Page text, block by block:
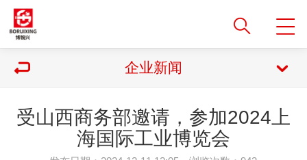
企业新闻
受山西商务部邀请，参加2024上
海国际工业博览会